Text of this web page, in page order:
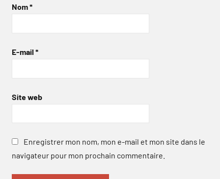
Nom*
E-mail *
Site web
Enregistrer mon nom, mon e-mail et mon site dans le
navigateur pour mon prochain commentaire.